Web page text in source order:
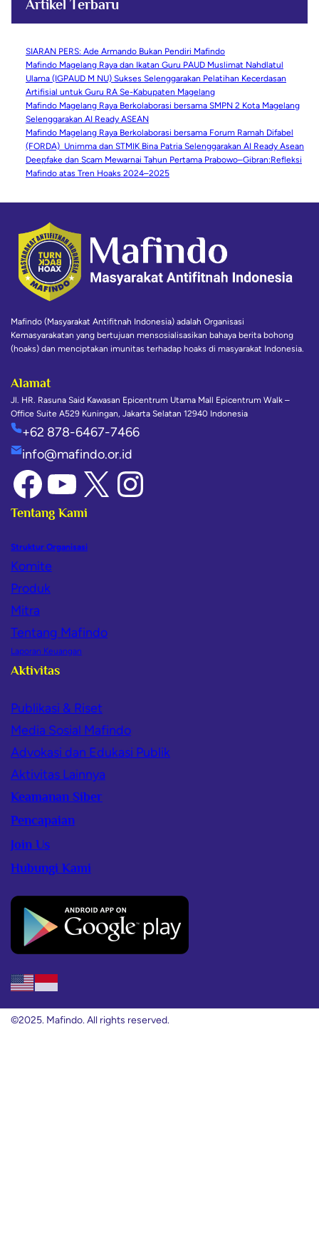
Artikel Terbaru
SIARAN PERS: Ade Armando Bukan Pendiri Mafindo
Mafindo Magelang Raya dan Ikatan Guru PAUD Muslimat Nahdlatul
Ulama (IGPAUD M NU) Sukses Selenggarakan Pelatihan Kecerdasan
Artifisial untuk Guru RA Se-Kabupaten Magelang
Mafindo Magelang Raya Berkolaborasi bersama SMPN 2 Kota Magelang
Selenggarakan AI Ready ASEAN
Mafindo Magelang Raya Berkolaborasi bersama Forum Ramah Difabel
(FORDA) Unimma dan STMIK Bina Patria Selenggarakan AI Ready Asean
Deepfake dan Scam Mewarnai Tahun Pertama Prabowo–Gibran:Refleksi
Mafindo atas Tren Hoaks 2024–2025
Mafindo (Masyarakat Antifitnah Indonesia) adalah Organisasi
Kemasyarakatan yang bertujuan mensosialisasikan bahaya berita bohong
(hoaks) dan menciptakan imunitas terhadap hoaks di masyarakat Indonesia.
Alamat
Jl. HR. Rasuna Said Kawasan Epicentrum Utama Mall Epicentrum Walk –
Office Suite A529 Kuningan, Jakarta Selatan 12940 Indonesia
+62 878-6467-7466
info@mafindo.or.id
Tentang Kami
Struktur Organisasi
Komite
Produk
Mitra
Tentang Mafindo
Laporan Keuangan
Aktivitas
Publikasi & Riset
Media Sosial Mafindo
Advokasi dan Edukasi Publik
Aktivitas Lainnya
Keamanan Siber
Pencapaian
Join Us
Hubungi Kami
©2025. Mafindo. All rights reserved.